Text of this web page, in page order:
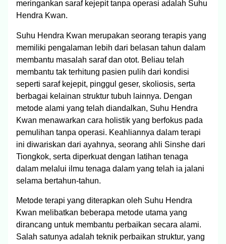
meringankan saraf kejepit tanpa operasi adalah Suhu
Hendra Kwan.
Suhu Hendra Kwan merupakan seorang terapis yang
memiliki pengalaman lebih dari belasan tahun dalam
membantu masalah saraf dan otot. Beliau telah
membantu tak terhitung pasien pulih dari kondisi
seperti saraf kejepit, pinggul geser, skoliosis, serta
berbagai kelainan struktur tubuh lainnya. Dengan
metode alami yang telah diandalkan, Suhu Hendra
Kwan menawarkan cara holistik yang berfokus pada
pemulihan tanpa operasi. Keahliannya dalam terapi
ini diwariskan dari ayahnya, seorang ahli Sinshe dari
Tiongkok, serta diperkuat dengan latihan tenaga
dalam melalui ilmu tenaga dalam yang telah ia jalani
selama bertahun-tahun.
Metode terapi yang diterapkan oleh Suhu Hendra
Kwan melibatkan beberapa metode utama yang
dirancang untuk membantu perbaikan secara alami.
Salah satunya adalah teknik perbaikan struktur, yang